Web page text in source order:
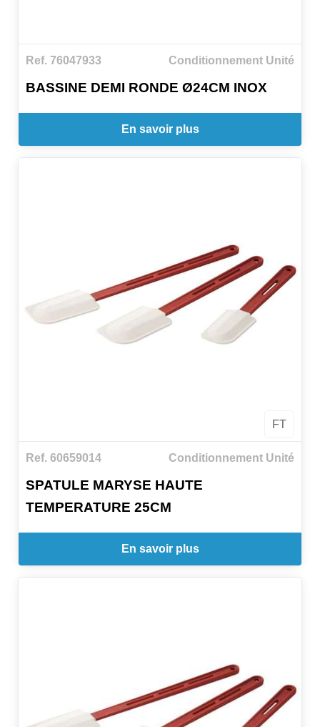
Ref. 76047933 Conditionnement Unité
BASSINE DEMI RONDE Ø24CM INOX
En savoir plus
FT
Ref. 60659014 Conditionnement Unité
SPATULE MARYSE HAUTE
TEMPERATURE 25CM
En savoir plus